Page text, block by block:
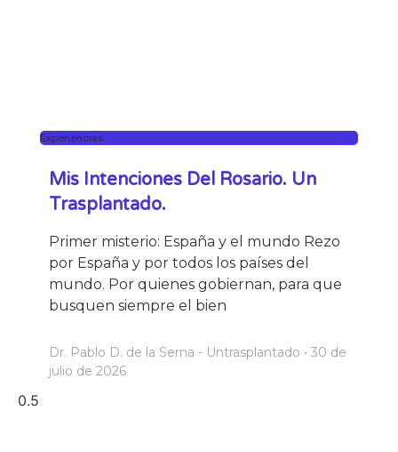
Experiencias
Mis Intenciones Del Rosario. Un
Trasplantado.
Primer misterio: España y el mundo Rezo
por España y por todos los países del
mundo. Por quienes gobiernan, para que
busquen siempre el bien
Dr. Pablo D. de la Serna - Untrasplantado
30 de
julio de 2026